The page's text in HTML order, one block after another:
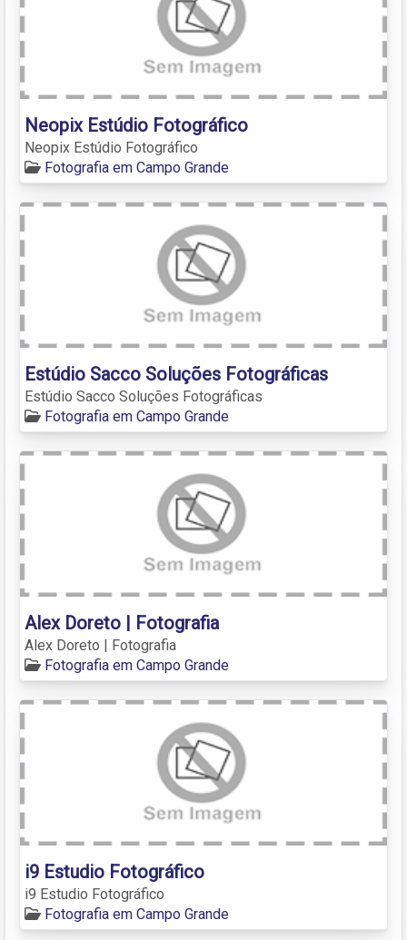
Neopix Estúdio Fotográfico
Neopix Estúdio Fotográfico
Fotografia em Campo Grande
Estúdio Sacco Soluções Fotográficas
Estúdio Sacco Soluções Fotográficas
Fotografia em Campo Grande
Alex Doreto | Fotografia
Alex Doreto | Fotografia
Fotografia em Campo Grande
i9 Estudio Fotográfico
i9 Estudio Fotográfico
Fotografia em Campo Grande